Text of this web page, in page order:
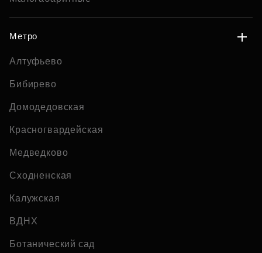
Метро
Алтуфьево
Бибирево
Домодедовская
Красногвардейская
Медведково
Сходненская
Калужская
ВДНХ
Ботанический сад